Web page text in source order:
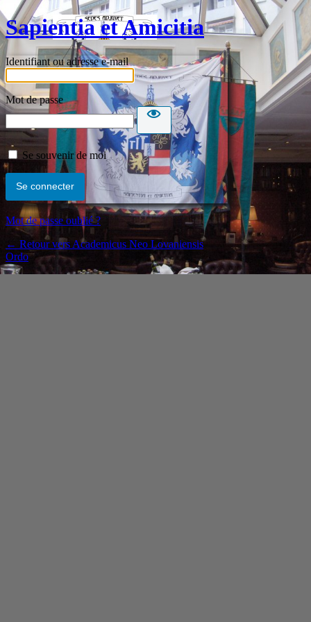
Sapientia et Amicitia
Identifiant ou adresse e-mail
Mot de passe
Se souvenir de moi
Mot de passe oublié ?
← Retour vers Academicus Neo Lovaniensis
Ordo